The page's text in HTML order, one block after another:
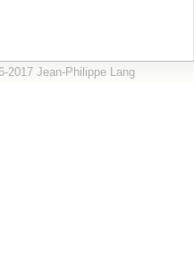
2017 Jean-Philippe Lang